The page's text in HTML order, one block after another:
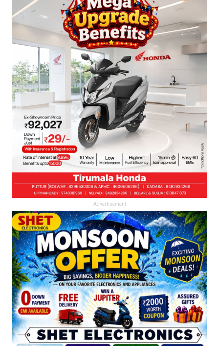
Advertisement